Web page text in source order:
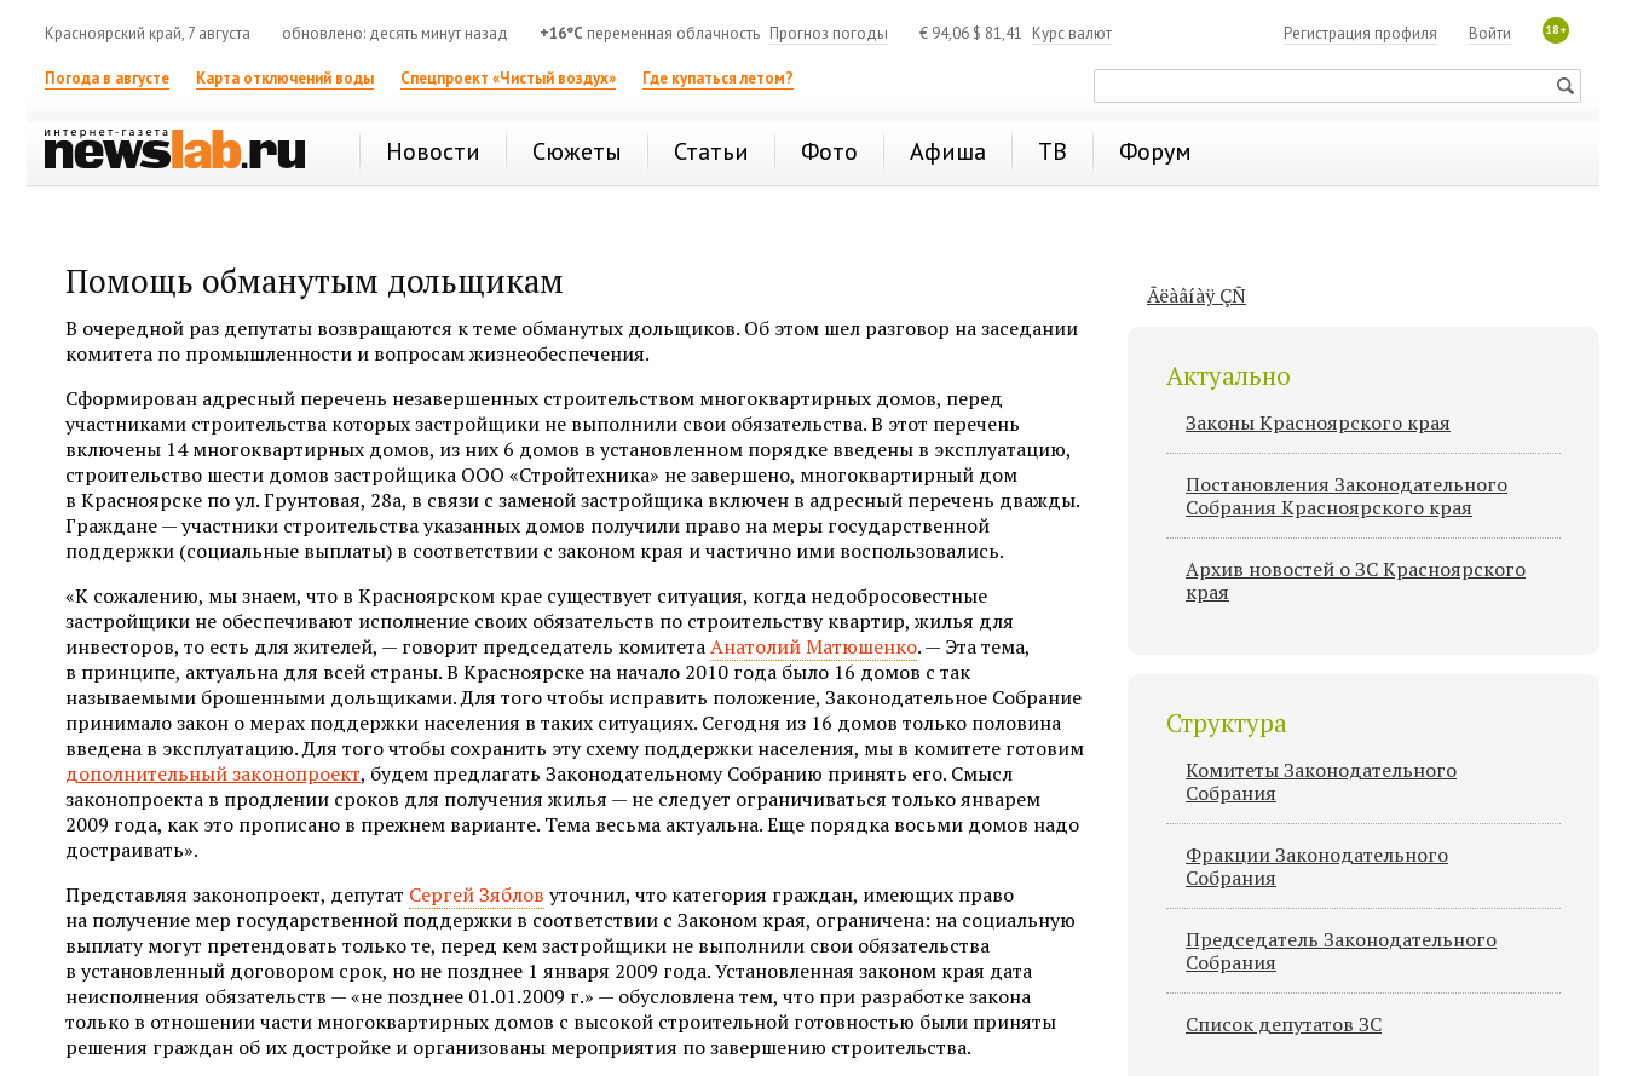
Красноярский край, 7 августа обновлено: десять минут назад +16°C переменная облачность Прогноз погоды € 94,06 $ 81,41 Курс валют 18+
Войти
Регистрация профиля
Погода в августе Карта отключений воды Спецпроект «Чистый воздух» Где купаться летом?
Новости Сюжеты Статьи Фото Афиша ТВ Форум
Помощь обманутым дольщикам
В очередной раз депутаты возвращаются к теме обманутых дольщиков. Об этом шел разговор на заседании
комитета по промышленности и вопросам жизнеобеспечения.
Сформирован адресный перечень незавершенных строительством многоквартирных домов, перед
участниками строительства которых застройщики не выполнили свои обязательства. В этот перечень
включены 14 многоквартирных домов, из них 6 домов в установленном порядке введены в эксплуатацию,
строительство шести домов застройщика ООО «Стройтехника» не завершено, многоквартирный дом
в Красноярске по ул. Грунтовая, 28а, в связи с заменой застройщика включен в адресный перечень дважды.
Граждане — участники строительства указанных домов получили право на меры государственной
поддержки (социальные выплаты) в соответствии с законом края и частично ими воспользовались.
«К сожалению, мы знаем, что в Красноярском крае существует ситуация, когда недобросовестные
застройщики не обеспечивают исполнение своих обязательств по строительству квартир, жилья для
инвесторов, то есть для жителей, — говорит председатель комитетаАнатолий Матюшенко. — Эта тема,
в принципе, актуальна для всей страны. В Красноярске на начало 2010 года было 16 домов с так
называемыми брошенными дольщиками. Для того чтобы исправить положение, Законодательное Собрание
принимало закон о мерах поддержки населения в таких ситуациях. Сегодня из 16 домов только половина
введена в эксплуатацию. Для того чтобы сохранить эту схему поддержки населения, мы в комитете готовим
дополнительный законопроект, будем предлагать Законодательному Собранию принять его. Смысл
законопроекта в продлении сроков для получения жилья — не следует ограничиваться только январем
2009 года, как это прописано в прежнем варианте. Тема весьма актуальна. Еще порядка восьми домов надо
достраивать».
Представляя законопроект, депутат Сергей Зяблов уточнил, что категория граждан, имеющих право
на получение мер государственной поддержки в соответствии с Законом края, ограничена: на социальную
выплату могут претендовать только те, перед кем застройщики не выполнили свои обязательства
в установленный договором срок, но не позднее 1 января 2009 года. Установленная законом края дата
неисполнения обязательств — «не позднее 01.01.2009 г.» — обусловлена тем, что при разработке закона
только в отношении части многоквартирных домов с высокой строительной готовностью были приняты
решения граждан об их достройке и организованы мероприятия по завершению строительства.
Ãëàâíàÿ ÇÑ
Актуально
Законы Красноярского края
Постановления Законодательного
Cобрания Красноярского края
Архив новостей о ЗС Красноярского
края
Структура
Комитеты Законодательного
Собрания
Фракции Законодательного
Собрания
Председатель Законодательного
Cобрания
Список депутатов ЗС